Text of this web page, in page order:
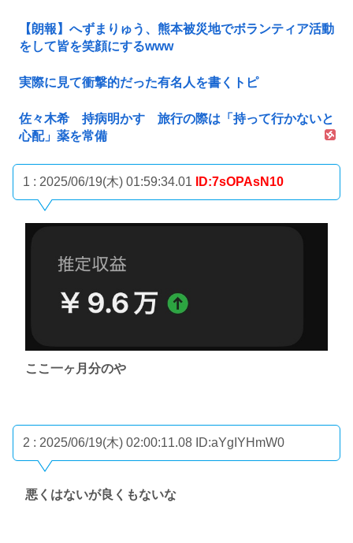
【朗報】へずまりゅう、熊本被災地でボランティア活動
をして皆を笑顔にするwww
実際に見て衝撃的だった有名人を書くトピ
佐々木希 持病明かす 旅行の際は「持って行かないと
心配」薬を常備
1 : 2025/06/19(木) 01:59:34.01 ID:7sOPAsN10
ここ一ヶ月分のや
2 : 2025/06/19(木) 02:00:11.08 ID:aYgIYHmW0
悪くはないが良くもないな